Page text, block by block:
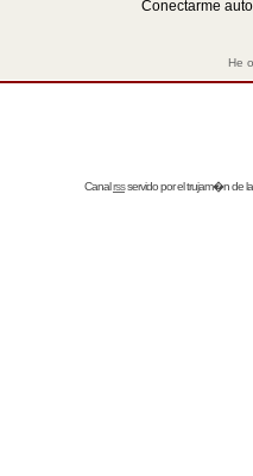
Conectarme
He
Canalrssservido por eltrujam�nde